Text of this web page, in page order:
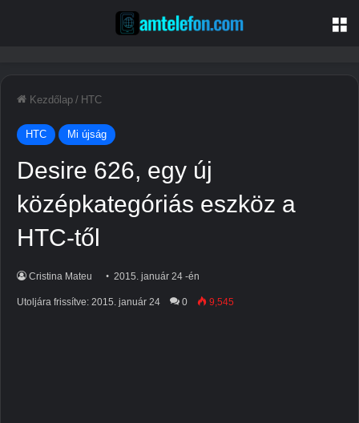
Kezdőlap / HTC
HTC Mi újság
Desire 626, egy új
középkategóriás eszköz a
HTC-től
Cristina Mateu 2015. január 24 -én
Utoljára frissítve: 2015. január 24 0 9,545